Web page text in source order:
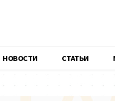
НОВОСТИ CТАТЬИ